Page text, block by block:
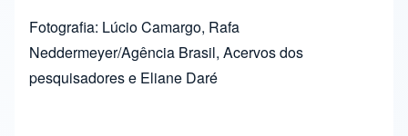
Fotografia: Lúcio Camargo, Rafa
Neddermeyer/Agência Brasil, Acervos dos
pesquisadores e Eliane Daré